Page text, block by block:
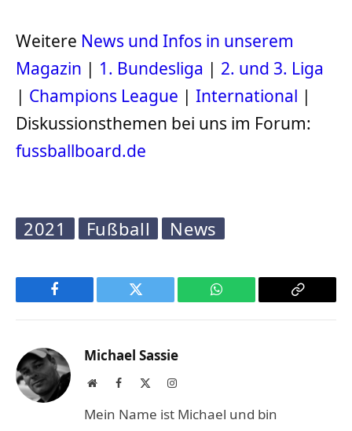
Weitere News und Infos in unserem
Magazin | 1. Bundesliga | 2. und 3. Liga
| Champions League | International |
Diskussionsthemen bei uns im Forum:
fussballboard.de
2021 Fußball News
Facebook Twitter WhatsApp
Copy
Michael Sassie
WebsiteFacebook Instagram
Mein Name ist Michael und bin